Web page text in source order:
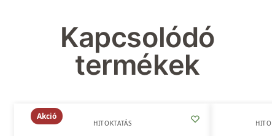
Kapcsolódó
termékek
Akció
HITOKTATÁS